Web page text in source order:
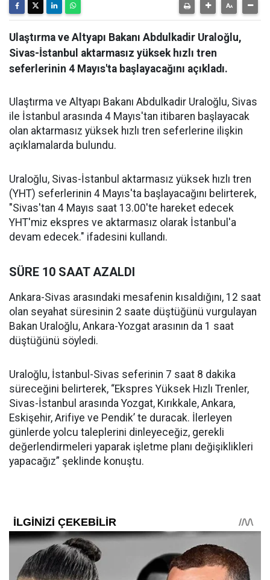
Ulaştırma ve Altyapı Bakanı Abdulkadir Uraloğlu,
Sivas-İstanbul aktarmasız yüksek hızlı tren
seferlerinin 4 Mayıs'ta başlayacağını açıkladı.
Ulaştırma ve Altyapı Bakanı Abdulkadir Uraloğlu, Sivas
ile İstanbul arasında 4 Mayıs'tan itibaren başlayacak
olan aktarmasız yüksek hızlı tren seferlerine ilişkin
açıklamalarda bulundu.
Uraloğlu, Sivas-İstanbul aktarmasız yüksek hızlı tren
(YHT) seferlerinin 4 Mayıs'ta başlayacağını belirterek,
"Sivas'tan 4 Mayıs saat 13.00'te hareket edecek
YHT'miz ekspres ve aktarmasız olarak İstanbul'a
devam edecek." ifadesini kullandı.
SÜRE 10 SAAT AZALDI
Ankara-Sivas arasındaki mesafenin kısaldığını, 12 saat
olan seyahat süresinin 2 saate düştüğünü vurgulayan
Bakan Uraloğlu, Ankara-Yozgat arasının da 1 saat
düştüğünü söyledi.
Uraloğlu, İstanbul-Sivas seferinin 7 saat 8 dakika
süreceğini belirterek, “Ekspres Yüksek Hızlı Trenler,
Sivas-İstanbul arasında Yozgat, Kırıkkale, Ankara,
Eskişehir, Arifiye ve Pendik’ te duracak. İlerleyen
günlerde yolcu taleplerini dinleyeceğiz, gerekli
değerlendirmeleri yaparak işletme planı değişiklikleri
yapacağız” şeklinde konuştu.